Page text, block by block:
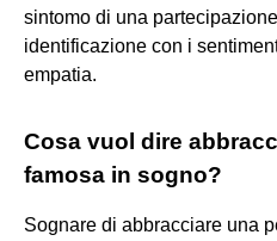
sintomo di una
identificazione con i
empatia.
Cosa vuol dire
famosa in sogno?
Sognare di abbracciare una